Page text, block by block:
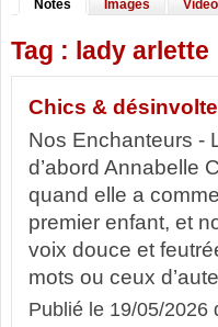
Notes Images
Tag : lady arlette
Chics &
Nos Enchanteurs -
d’abord Annabelle
quand elle a
premier enfant, et
voix douce et
mots ou ceux
Publié le 19/05/2026